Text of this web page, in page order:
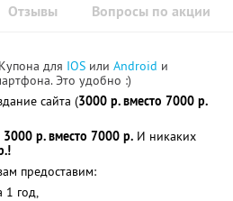
Отзывы Вопросы по акции
для IOS или Android и
Это удобно :)
сайта (3000 р. вместо 7000 р.
3000 р. вместо 7000 р. И никаких
предоставим:
1 год,